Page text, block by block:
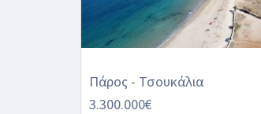
Πάρος - Τσουκάλια
3.300.000€